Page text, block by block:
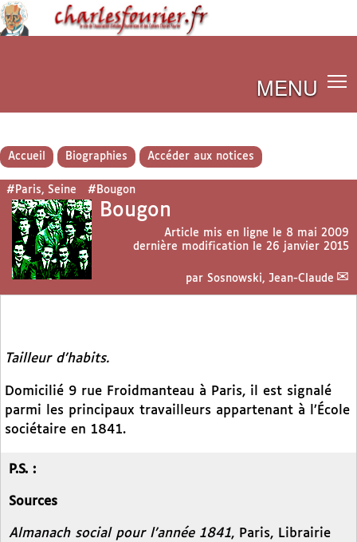
MENU
Accueil Biographies Accéder aux notices
#Paris, Seine #Bougon
Bougon
Article mis en ligne le 8 mai 2009
dernière modification le 26 janvier 2015
par Sosnowski, Jean-Claude
Tailleur d’habits.
Domicilié 9 rue Froidmanteau à Paris, il est signalé
parmi les principaux travailleurs appartenant à l’École
sociétaire en 1841.
P.S. :
Sources
Almanach social pour l’année 1841, Paris, Librairie